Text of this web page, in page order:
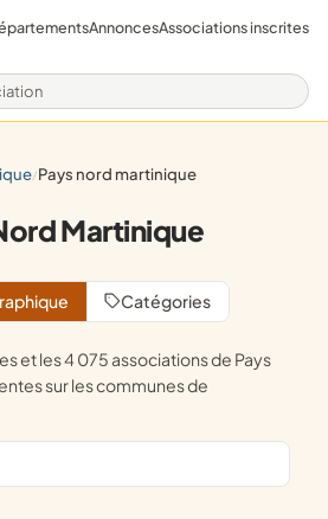
AnnoncesAssociations inscrites
/ pays nord martinique
Martinique
Catégories
sur les communes de